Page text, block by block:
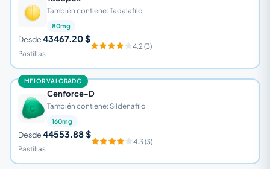
También contiene: Tadalafilo
80mg
Desde43467.20 $
Pastillas
4.2 (3)
MEJOR VALORADO
Cenforce-D
También contiene: Sildenafilo
160mg
Desde44553.88 $
Pastillas
4.3 (3)